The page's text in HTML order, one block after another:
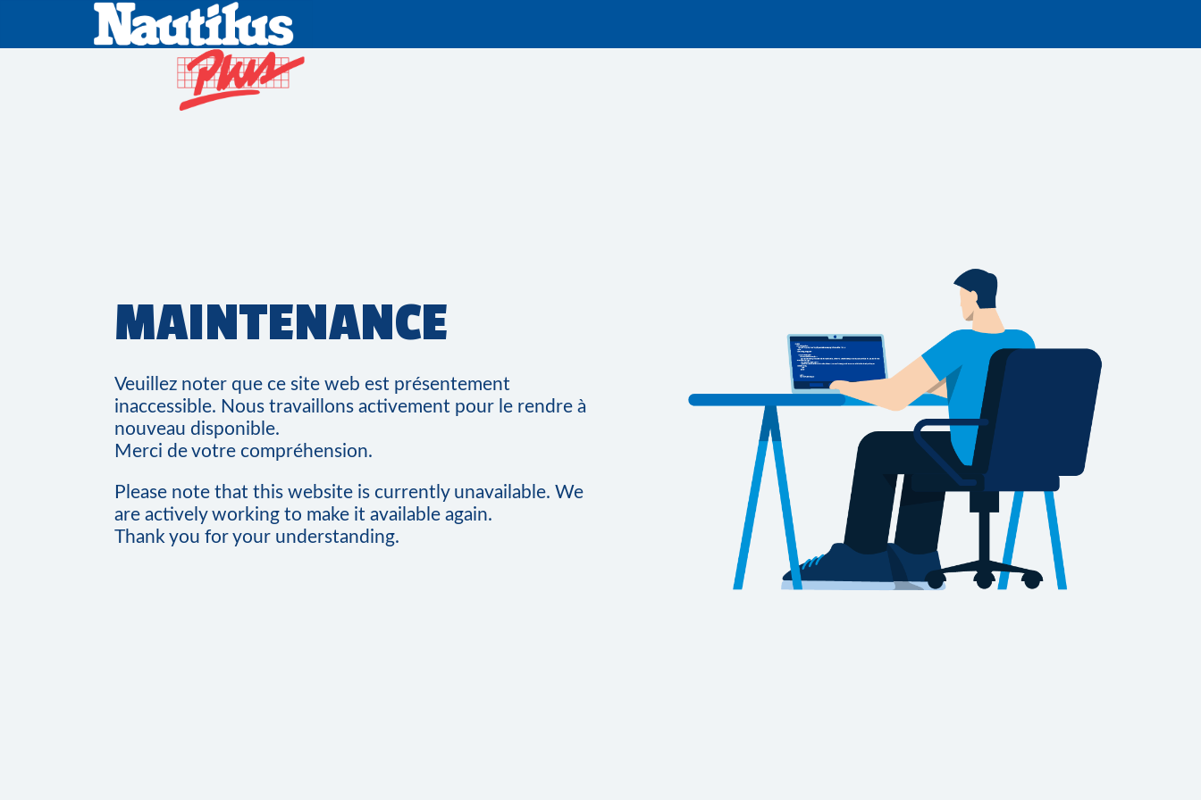
MAINTENANCE
Veuillez noter que ce site web est présentement
inaccessible. Nous travaillons activement pour le rendre à
nouveau disponible.
Merci de votre compréhension.
Please note that this website is currently unavailable. We
are actively working to make it available again.
Thank you for your understanding.